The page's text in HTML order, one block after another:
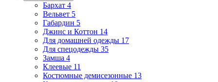
Бархат 4
Вельвет 5
Габардин 5
Джинс и Коттон 14
Для домашней одежды 17
Для спецодежды 35
Замша 4
Клеевые 11
Костюмные демисезонные 13